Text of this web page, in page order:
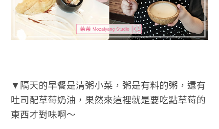
▼隔天的早餐是清粥小菜，粥是有料的粥，還有
吐司配草莓奶油，果然來這裡就是要吃點草莓的
東西才對味啊～